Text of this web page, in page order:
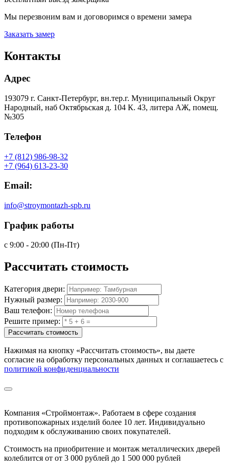
Мы перезвоним вам и договоримся о времени замера
Заказать замер
Контакты
Адрес
193079 г. Санкт-Петербург, вн.тер.г. Муниципальный Округ
Народный, наб Октябрьская д. 104 К. 43, литера АЖ, помещ.
№305
Телефон
+7 (812) 986-98-32
+7 (964) 613-23-30
Email:
info@stroymontazh-spb.ru
График работы
с 9:00 - 20:00 (Пн-Пт)
Рассчитать стоимость
Категория двери:
Нужный размер:
Ваш телефон:
Решите пример:
Рассчитать стоимость
Нажимая на кнопку «Рассчитать стоимость», вы даете
согласие на обработку персональных данных и соглашаетесь с
политикой конфиденциальности
Компания «Строймонтаж». Работаем в сфере создания
противопожарных изделий более 10 лет. Индивидуально
подходим к обслуживанию своих покупателей.
Стоимость на приобритение и монтаж металлических дверей
колеблится от от 3 000 рублей до 1 500 000 рублей